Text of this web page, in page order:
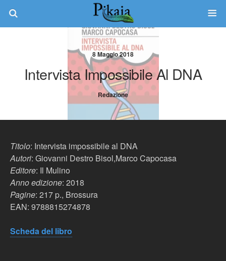
8 Maggio 2018
Intervista Impossibile Al DNA
Redazione
Titolo: Intervista impossibile al DNA
Autori: Giovanni Destro Bisol,Marco Capocasa
Editore: Il Mulino
Anno edizione: 2018
Pagine: 217 p., Brossura
EAN: 9788815274878
Scheda del libro